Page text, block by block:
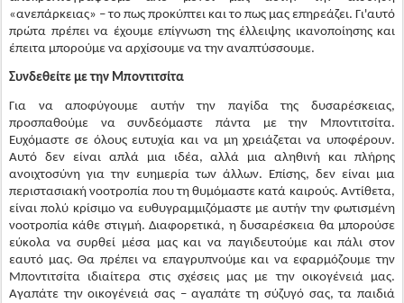
Για να αποφύγουμε αυτήν την παγίδα της δυσαρέσκειας,
προσπαθούμε να συνδεόμαστε πάντα με την Μποντιτσίτα.
Ευχόμαστε σε όλους ευτυχία και να μη χρειάζεται να υποφέρουν.
Αυτό δεν είναι απλά μια ιδέα, αλλά μια αληθινή και πλήρης
περιστασιακή νοοτροπία που τη θυμόμαστε κατά καιρούς. Αντίθετα,
είναι πολύ κρίσιμο να ευθυγραμμιζόμαστε με αυτήν την φωτισμένη
νοοτροπία κάθε στιγμή. Διαφορετικά, η δυσαρέσκεια θα μπορούσε
εύκολα να συρθεί μέσα μας και να παγιδευτούμε και πάλι στον
εαυτό μας. Θα πρέπει να επαγρυπνούμε και να εφαρμόζουμε την
Μποντιτσίτα ιδιαίτερα στις σχέσεις μας με την οικογένειά μας.
Αγαπάτε την οικογένειά σας – αγαπάτε τη σύζυγό σας, τα παιδιά
σας, τους γονείς σας κ.ο.κ., ωστόσο οι μεγαλύτερες εντάσεις και τα
συναισθήματα υπάρχουν επίσης ακριβώς εκεί, σε αυτές τις σχέσεις.
Γενικά, μπορείτε να τα καταφέρνετε στο χώρο εργασίας. Ξέρετε ότι
δε χρειάζεται να αγαπάτε τους συναδέλφους σας. Είναι πολύ καλό
αν τους συμπαθείτε, αλλά θεωρείτε ότι το ζήτημα είναι να μπορείτε